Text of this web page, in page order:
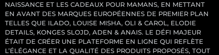
NAISSANCE ET LES CADEAUX POUR MAMANS, EN METTANT
EN AVANT DES MARQUES EUROPÉENNES DE PREMIER PLAN
TELLES QUE ILADO, LOUISE MISHA, OLI & CAROL, ELODIE
DETAILS, KONGES SLOJD, ADEN & ANAIS. LE DÉFI MAJEUR
ÉTAIT DE CRÉER UNE PLATEFORME EN LIGNE QUI REFLÈTE
L’ÉLÉGANCE ET LA QUALITÉ DES PRODUITS PROPOSÉS, TOUT